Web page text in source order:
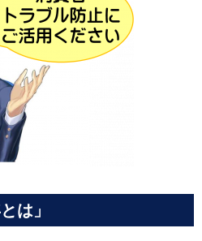
は」